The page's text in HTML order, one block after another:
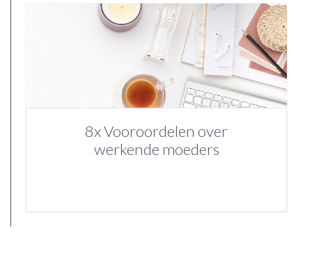
8x Vooroordelen over
werkende moeders